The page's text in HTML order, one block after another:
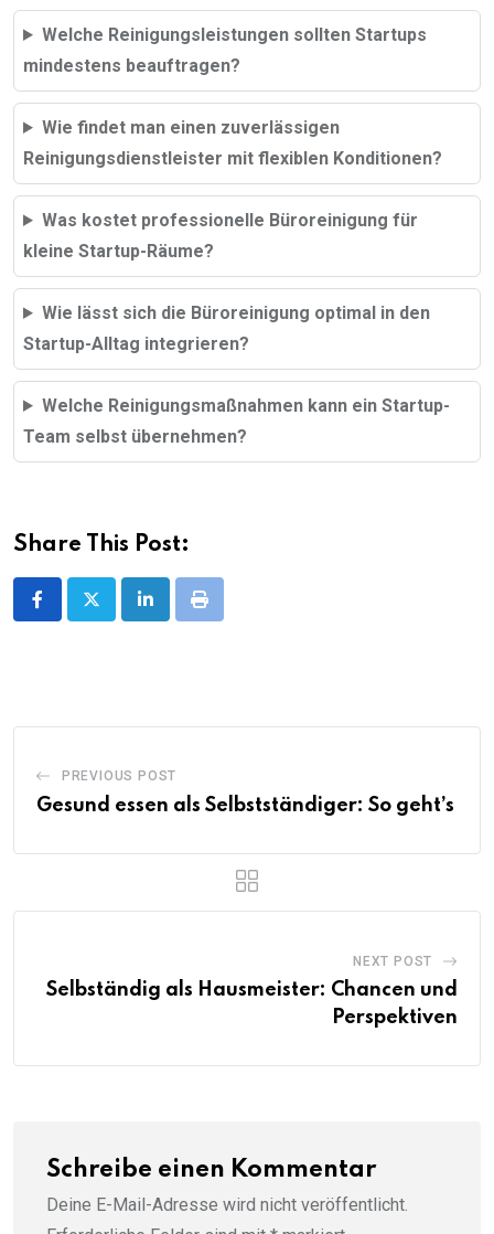
Welche Reinigungsleistungen sollten Startups
mindestens beauftragen?
Wie findet man einen zuverlässigen
Reinigungsdienstleister mit flexiblen Konditionen?
Was kostet professionelle Büroreinigung für
kleine Startup-Räume?
Wie lässt sich die Büroreinigung optimal in den
Startup-Alltag integrieren?
Welche Reinigungsmaßnahmen kann ein Startup-
Team selbst übernehmen?
Share This Post:
LinkedInPrint
PREVIOUS POST
Gesund essen als Selbstständiger: So geht’s
NEXT POST
Selbständig als Hausmeister: Chancen und
Perspektiven
Schreibe einen Kommentar
Deine E-Mail-Adresse wird nicht veröffentlicht.